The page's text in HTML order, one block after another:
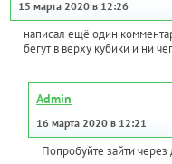
15 марта 2020 в 12:26
написал ещё один
бегут в верху кубики и ни
Admin
16 марта 2020 в 12:21
Попробуйте зайти через